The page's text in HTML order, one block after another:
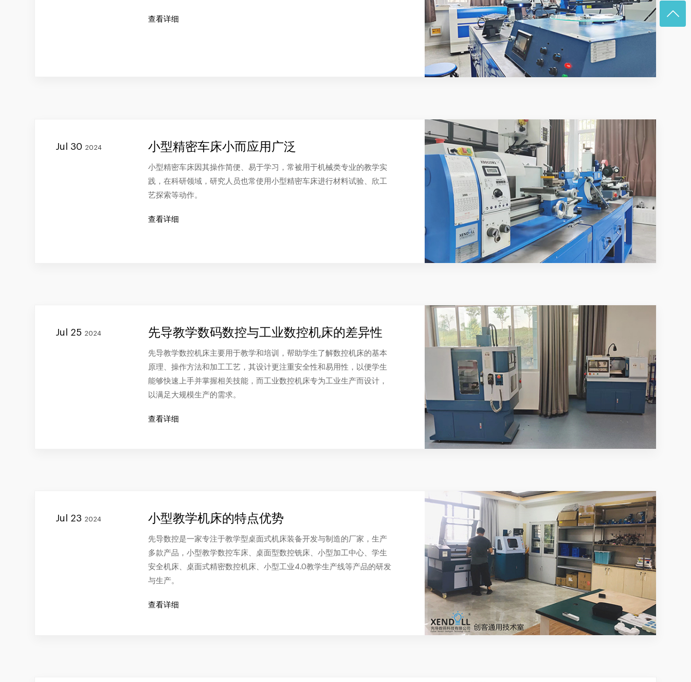
查看详细
Jul 30 2024 小型精密车床小而应用广泛
小型精密车床因其操作简便、易于学习，常被用于机械类专业的教学实
践，在科研领域，研究人员也常使用小型精密车床进行材料试验、欣工
艺探索等动作。
查看详细
Jul 25 2024 先导教学数码数控与工业数控机床的差异性
先导教学数控机床主要用于教学和培训，帮助学生了解数控机床的基本
原理、操作方法和加工工艺，其设计更注重安全性和易用性，以便学生
能够快速上手并掌握相关技能，而工业数控机床专为工业生产而设计，
以满足大规模生产的需求。
查看详细
Jul 23 2024 小型教学机床的特点优势
先导数控是一家专注于教学型桌面式机床装备开发与制造的厂家，生产
多款产品，小型教学数控车床、桌面型数控铣床、小型加工中心、学生
安全机床、桌面式精密数控机床、小型工业4.0教学生产线等产品的研发
与生产。
查看详细